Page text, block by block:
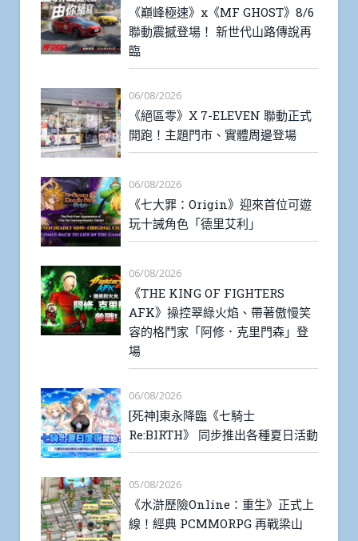
《巔峰極速》x《MF GHOST》8/6
聯動震撼登場！ 新世代山路傳說再
臨
06/08/2026
《絕區零》X 7-ELEVEN 聯動正式
開跑！主題門市、實體周邊登場
06/08/2026
《七大罪：Origin》迎來首位可遊
玩十誡角色「德里艾利」
06/08/2026
《THE KING OF FIGHTERS
AFK》操控翠綠火焰、帶著傲慢笑
容的格鬥家「阿修．克里門森」登
場
06/08/2026
[死神]東永降臨《七騎士
Re:BIRTH》 同步推出各種夏日活動
05/08/2026
《水滸歷險Online：重生》正式上
線！經典 PCMMORPG 再戰梁山